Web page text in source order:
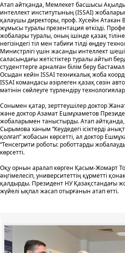
Атап айтқанда, Мемлекет басшысы
интеллект институтының (ISSAI)
қалаушы директоры, проф. Хусейн Атакан
жұмысы туралы презентация өткізді.
жобалары туралы, оның ішінде қазақ
негізіндегі тіл мен табиғи тілді өңдеу
Министрлігі үшін жасанды интеллект
саласындағы жетістіктер туралы айтып
студенттерге арналған білім беру
Осыдан кейін ISSAI техникалық жоба
ISSAI командасы әзірлеген қазақ сөзін
мәтінін сөйлеуге түрлендіру
Сонымен қатар, зерттеушілер доктор
және доктор Азамат Ешмұхаметов
жобаларымен таныстырды. Атап айтқанда,
Сырымова ханым “Кеудедегі ісіктерді
қолғап” жобасын көрсетті, ал доктор
“Тенсегрити роботы: роботтарды
көрсетті.
Оқу орнын аралап көрген Қасым-Жомарт
әңгімелесіп, университеттің құрметті
қалдырды. Президент НУ Қазақстандағы
жүйелі ықпал жасап отырғанын атап өтті.